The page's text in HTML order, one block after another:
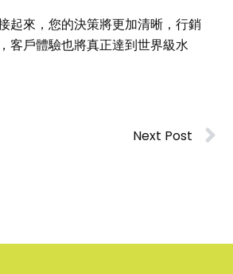
起來，您的決策將更加清晰，行銷
客戶體驗也將真正達到世界級水
Next Post